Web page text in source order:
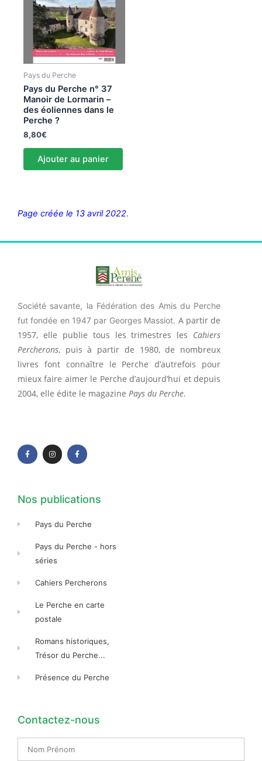
Pays du Perche
Pays du Perche n° 37
Manoir de Lormarin –
des éoliennes dans le
Perche ?
8,80€
Ajouter au panier
Page créée le 13 avril 2022.
Société savante, la Fédération des Amis du Perche
fut fondée en 1947 par Georges Massiot. A partir de
1957, elle publie tous les trimestres les Cahiers
Percherons, puis à partir de 1980, de nombreux
livres font connaître le Perche d’autrefois pour
mieux faire aimer le Perche d’aujourd’hui et depuis
2004, elle édite le magazine Pays du Perche.
c
e
b
o
s
t
a
g
c
e
b
o
Nos publications
Pays du Perche
Pays du Perche - hors
séries
Cahiers Percherons
Le Perche en carte
postale
Romans historiques,
Trésor du Perche...
Présence du Perche
Contactez-nous
Prénom